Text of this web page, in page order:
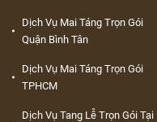
Dịch Vụ Mai Táng Trọn Gói
Quận Bình Tân
Dịch Vụ Mai Táng Trọn Gói
TPHCM
Dịch Vụ Tang Lễ Trọn Gói Tại